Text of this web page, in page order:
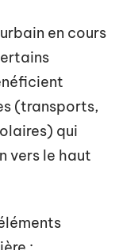
en cours
(transports,
qui
vers le haut